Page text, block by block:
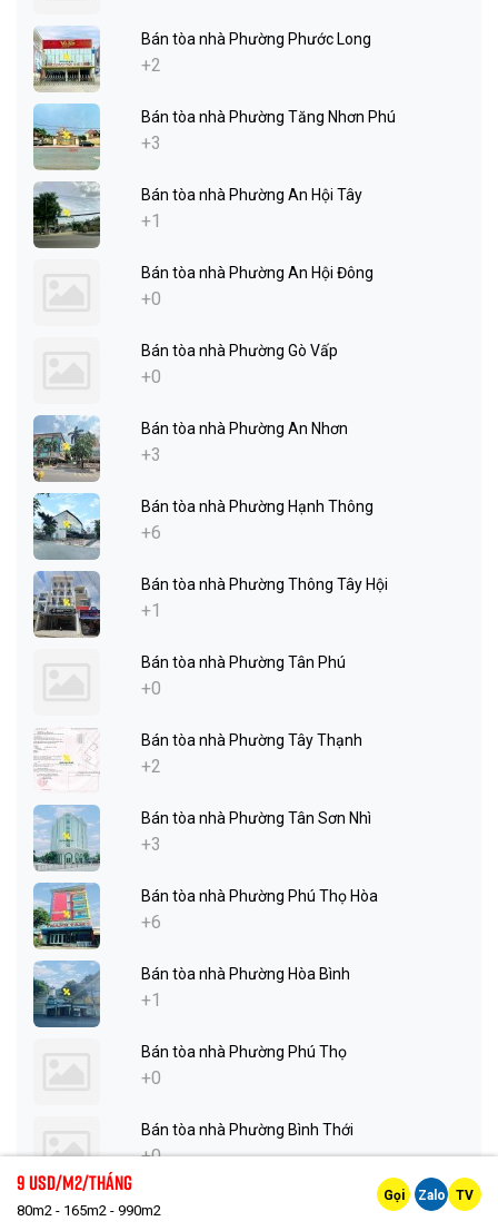
Bán tòa nhà Phường Phước Long
+2
Bán tòa nhà Phường Tăng Nhơn Phú
+3
Bán tòa nhà Phường An Hội Tây
+1
Bán tòa nhà Phường An Hội Đông
+0
Bán tòa nhà Phường Gò Vấp
+0
Bán tòa nhà Phường An Nhơn
+3
Bán tòa nhà Phường Hạnh Thông
+6
Bán tòa nhà Phường Thông Tây Hội
+1
Bán tòa nhà Phường Tân Phú
+0
Bán tòa nhà Phường Tây Thạnh
+2
Bán tòa nhà Phường Tân Sơn Nhì
+3
Bán tòa nhà Phường Phú Thọ Hòa
+6
Bán tòa nhà Phường Hòa Bình
+1
Bán tòa nhà Phường Phú Thọ
+0
Bán tòa nhà Phường Bình Thới
+0
Bán tòa nhà Phường Minh Phụng
9 Usd/m2/tháng
80m2 - 165m2 - 990m2
Gọi Zalo TV